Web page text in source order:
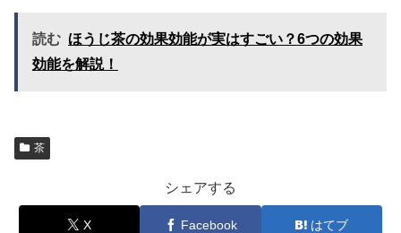
読む ほうじ茶の効果効能が実はすごい？6つの効果
効能を解説！
茶
シェアする
X Facebook はてブ